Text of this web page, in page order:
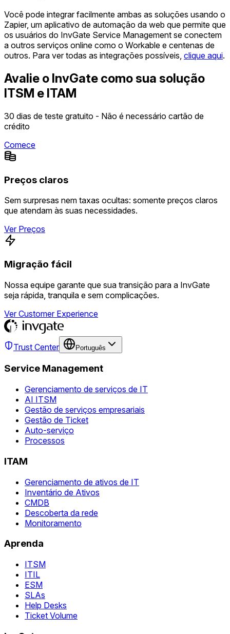
Você pode integrar facilmente ambas as soluções usando o
Zapier, um aplicativo de automação da web que permite que
os usuários do InvGate Service Management se conectem
a outros serviços online como o Workable e centenas de
outros. Para ver todas as integrações possíveis, clique aqui.
Avalie o InvGate como sua solução
ITSM e ITAM
30 dias de teste gratuito - Não é necessário cartão de
crédito
Comece
Preços claros
Sem surpresas nem taxas ocultas: somente preços claros
que atendam às suas necessidades.
Ver Preços
Migração fácil
Nossa equipe garante que sua transição para a InvGate
seja rápida, tranquila e sem complicações.
Ver Customer Experience
Trust Center Português
Service Management
Gerenciamento de serviços de IT
AI ITSM
Gestão de serviços empresariais
Gestão de Ticket
Auto-serviço
Processos
ITAM
Gerenciamento de ativos de IT
Inventário de Ativos
CMDB
Descoberta da rede
Monitoramento
Aprenda
ITSM
ITIL
ESM
SLAs
Help Desks
Ticket Volume